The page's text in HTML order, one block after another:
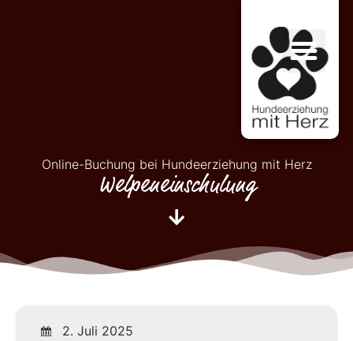
Online-Buchung bei Hundeerziehung mit Herz
Welpeneinschulung
2. Juli 2025